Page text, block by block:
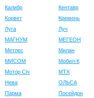
Калибр
Кентавр
Корвет
Кремень
Луга
Луч
МАГНУМ
МЕГЕОН
Метлес
Милан
МИСОМ
Мобил-К
Мотор Сiч
МТХ
Нева
ОЛЬСА
Парма
Посейдон